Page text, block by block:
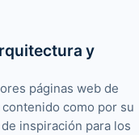
y
páginas web de
como por su
inspiración para los